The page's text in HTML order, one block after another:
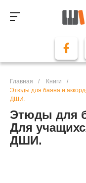
Главная / Книги
/
Этюды для баяна и
ДШИ.
Этюды для
Для
ДШИ.